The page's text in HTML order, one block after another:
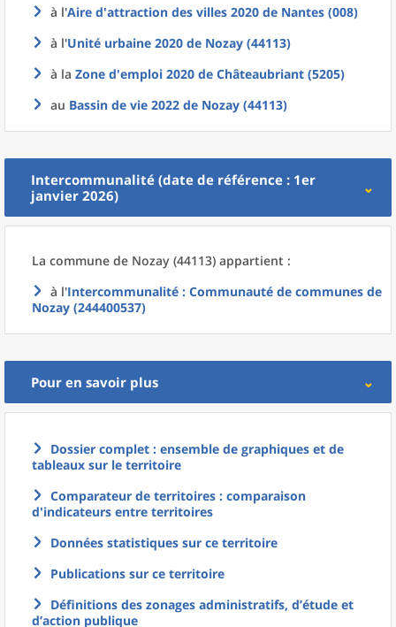
à l'Aire d'attraction des villes 2020 de Nantes (008)
à l'Unité urbaine 2020 de Nozay (44113)
à la Zone d'emploi 2020 de Châteaubriant (5205)
au Bassin de vie 2022 de Nozay (44113)
Intercommunalité (date de référence : 1er
janvier 2026)
La commune de Nozay (44113) appartient :
à l'Intercommunalité : Communauté de communes de
Nozay (244400537)
Pour en savoir plus
Dossier complet : ensemble de graphiques et de
tableaux sur le territoire
Comparateur de territoires : comparaison
d'indicateurs entre territoires
Données statistiques sur ce territoire
Publications sur ce territoire
Définitions des zonages administratifs, d’étude et
d’action publique